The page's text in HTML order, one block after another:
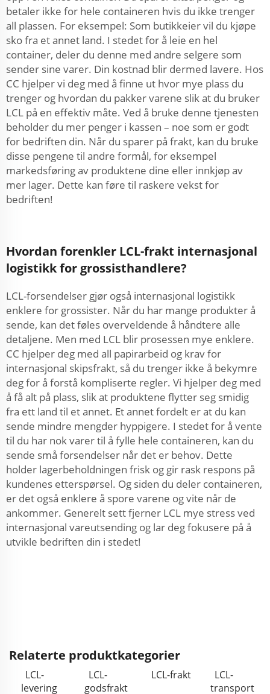
betaler ikke for hele containeren hvis du ikke trenger
all plassen. For eksempel: Som butikkeier vil du kjøpe
sko fra et annet land. I stedet for å leie en hel
container, deler du denne med andre selgere som
sender sine varer. Din kostnad blir dermed lavere. Hos
CC hjelper vi deg med å finne ut hvor mye plass du
trenger og hvordan du pakker varene slik at du bruker
LCL på en effektiv måte. Ved å bruke denne tjenesten
beholder du mer penger i kassen – noe som er godt
for bedriften din. Når du sparer på frakt, kan du bruke
disse pengene til andre formål, for eksempel
markedsføring av produktene dine eller innkjøp av
mer lager. Dette kan føre til raskere vekst for
bedriften!
Hvordan forenkler LCL-frakt internasjonal
logistikk for grossisthandlere?
LCL-forsendelser gjør også internasjonal logistikk
enklere for grossister. Når du har mange produkter å
sende, kan det føles overveldende å håndtere alle
detaljene. Men med LCL blir prosessen mye enklere.
CC hjelper deg med all papirarbeid og krav for
internasjonal skipsfrakt, så du trenger ikke å bekymre
deg for å forstå kompliserte regler. Vi hjelper deg med
å få alt på plass, slik at produktene flytter seg smidig
fra ett land til et annet. Et annet fordelt er at du kan
sende mindre mengder hyppigere. I stedet for å vente
til du har nok varer til å fylle hele containeren, kan du
sende små forsendelser når det er behov. Dette
holder lagerbeholdningen frisk og gir rask respons på
kundenes etterspørsel. Og siden du deler containeren,
er det også enklere å spore varene og vite når de
ankommer. Generelt sett fjerner LCL mye stress ved
internasjonal vareutsending og lar deg fokusere på å
utvikle bedriften din i stedet!
Relaterte produktkategorier
LCL-
levering
LCL-
godsfrakt
LCL-frakt
LCL-
transport